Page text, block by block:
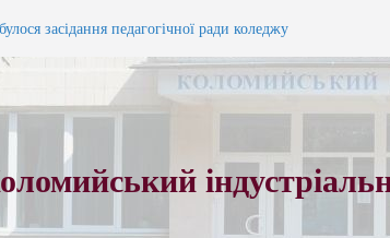
засідання педагогічної ради коледжу
на навчання!
2026
шелест лип і мелодію прощального вальсу…